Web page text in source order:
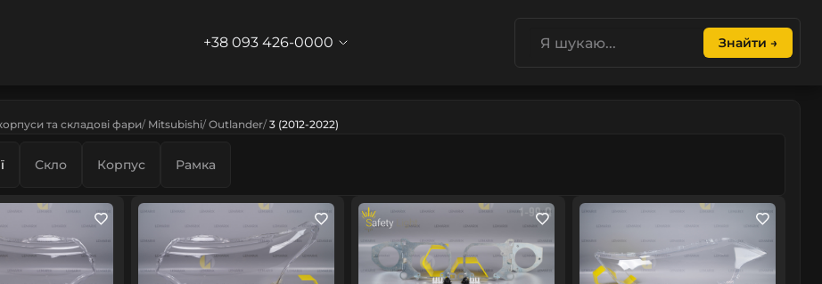
+38 093 426-0000 Знайти →
та складові фари Mitsubishi Outlander 3 (2012-2022)
Скло Корпус Рамка